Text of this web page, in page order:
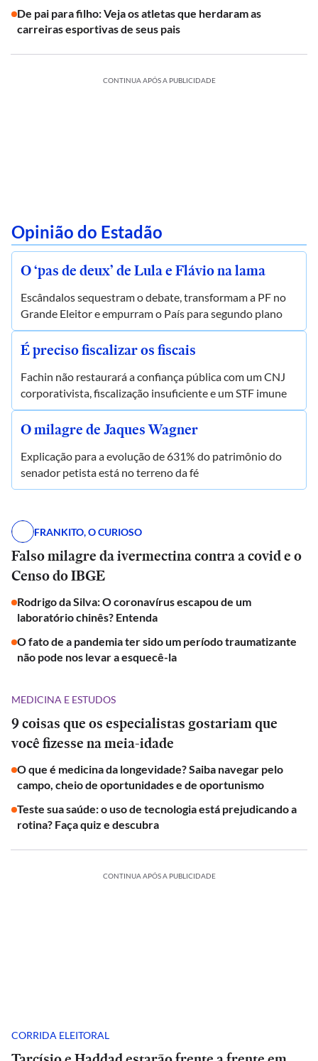
De pai para filho: Veja os atletas que herdaram as
carreiras esportivas de seus pais
CONTINUA APÓS A PUBLICIDADE
Opinião do Estadão
O ‘pas de deux’ de Lula e Flávio na lama
Escândalos sequestram o debate, transformam a PF no
Grande Eleitor e empurram o País para segundo plano
É preciso fiscalizar os fiscais
Fachin não restaurará a confiança pública com um CNJ
corporativista, fiscalização insuficiente e um STF imune
O milagre de Jaques Wagner
Explicação para a evolução de 631% do patrimônio do
senador petista está no terreno da fé
FRANKITO, O CURIOSO
Falso milagre da ivermectina contra a covid e o
Censo do IBGE
Rodrigo da Silva: O coronavírus escapou de um
laboratório chinês? Entenda
O fato de a pandemia ter sido um período traumatizante
não pode nos levar a esquecê-la
MEDICINA E ESTUDOS
9 coisas que os especialistas gostariam que
você fizesse na meia-idade
O que é medicina da longevidade? Saiba navegar pelo
campo, cheio de oportunidades e de oportunismo
Teste sua saúde: o uso de tecnologia está prejudicando a
rotina? Faça quiz e descubra
CONTINUA APÓS A PUBLICIDADE
CORRIDA ELEITORAL